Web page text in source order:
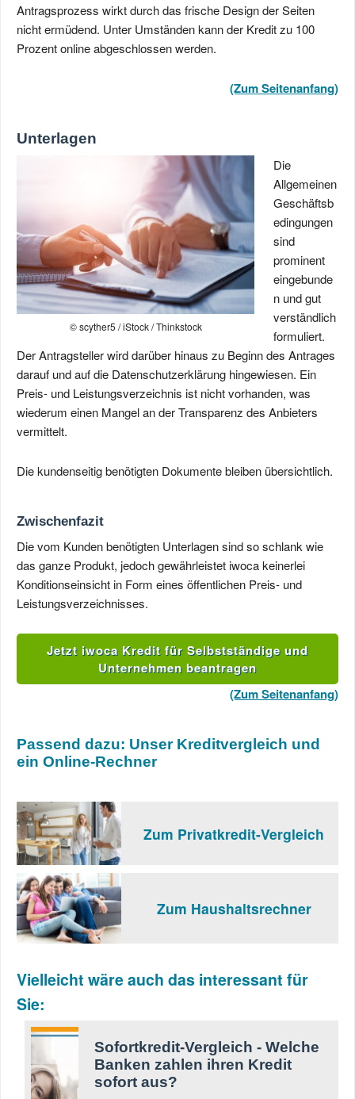
Antragsprozess wirkt durch das frische Design der Seiten
nicht ermüdend. Unter Umständen kann der Kredit zu 100
Prozent online abgeschlossen werden.
(Zum Seitenanfang)
Unterlagen
© scyther5 / iStock / Thinkstock
Die
Allgemeinen
Geschäftsb
edingungen
sind
prominent
eingebunde
n und gut
verständlich
formuliert.
Der Antragsteller wird darüber hinaus zu Beginn des Antrages
darauf und auf die Datenschutzerklärung hingewiesen. Ein
Preis- und Leistungsverzeichnis ist nicht vorhanden, was
wiederum einen Mangel an der Transparenz des Anbieters
vermittelt.
Die kundenseitig benötigten Dokumente bleiben übersichtlich.
Zwischenfazit
Die vom Kunden benötigten Unterlagen sind so schlank wie
das ganze Produkt, jedoch gewährleistet iwoca keinerlei
Konditionseinsicht in Form eines öffentlichen Preis- und
Leistungsverzeichnisses.
Jetzt iwoca Kredit für Selbstständige und
Unternehmen beantragen
(Zum Seitenanfang)
Passend dazu: Unser Kreditvergleich und
ein Online-Rechner
Zum Privatkredit-Vergleich
Zum Haushalts­rechner
Vielleicht wäre auch das interessant für
Sie:
Sofortkredit-Vergleich - Welche
Banken zahlen ihren Kredit
sofort aus?